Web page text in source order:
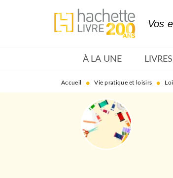
MENU RECHERCHE
Vos
À LA UNE LIVRES
Accueil • Vie pratique et loisirs •